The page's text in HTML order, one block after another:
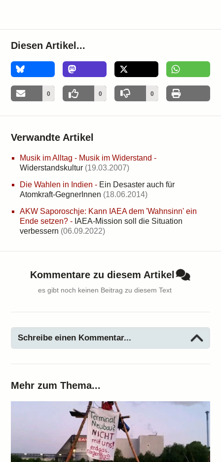
Diesen Artikel...
0 0 0
Verwandte Artikel
Musik im Alltag - Musik im Widerstand -
Widerstandskultur (19.03.2007)
Die Wahlen in Indien - Ein Desaster auch für
Atomkraft-GegnerInnen (18.06.2014)
AKW Saporoschje: Kann IAEA dem 'Wahnsinn' ein
Ende setzen? - IAEA-Mission soll die Situation
verbessern (06.09.2022)
Kommentare zu diesem Artikel
es gibt noch keinen Beitrag zu diesem Text
Schreibe einen Kommentar...
Mehr zum Thema...